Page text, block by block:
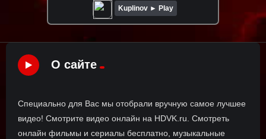
Kuplinov ► Play
О сайте
Специально для Вас мы отобрали вручную самое лучшее
видео! Смотрите видео онлайн на HDVK.ru. Смотреть
онлайн фильмы и сериалы бесплатно, музыкальные